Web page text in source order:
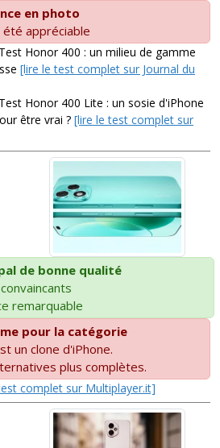
en photo
appréciable
Honor 400 : un milieu de gamme
[lire le test complet sur Journal du
Honor 400 Lite : un sosie d'iPhone
être vrai ? [lire le test complet sur
de bonne qualité
remarquable
pour la catégorie
un clone d'iPhone.
plus complètes.
complet sur Multiplayer.it]